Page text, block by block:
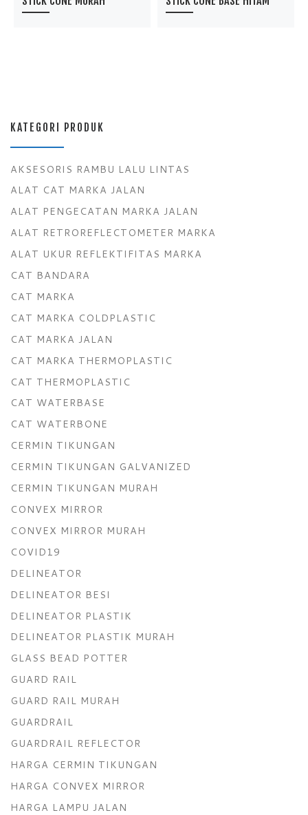
KATEGORI PRODUK
AKSESORIS RAMBU LALU LINTAS
ALAT CAT MARKA JALAN
ALAT PENGECATAN MARKA JALAN
ALAT RETROREFLECTOMETER MARKA
ALAT UKUR REFLEKTIFITAS MARKA
CAT BANDARA
CAT MARKA
CAT MARKA COLDPLASTIC
CAT MARKA JALAN
CAT MARKA THERMOPLASTIC
CAT THERMOPLASTIC
CAT WATERBASE
CAT WATERBONE
CERMIN TIKUNGAN
CERMIN TIKUNGAN GALVANIZED
CERMIN TIKUNGAN MURAH
CONVEX MIRROR
CONVEX MIRROR MURAH
COVID19
DELINEATOR
DELINEATOR BESI
DELINEATOR PLASTIK
DELINEATOR PLASTIK MURAH
GLASS BEAD POTTER
GUARD RAIL
GUARD RAIL MURAH
GUARDRAIL
GUARDRAIL REFLECTOR
HARGA CERMIN TIKUNGAN
HARGA CONVEX MIRROR
HARGA LAMPU JALAN